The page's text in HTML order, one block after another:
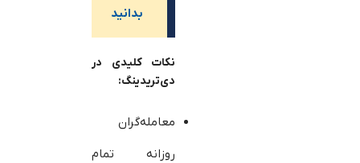
بدانید
نکات کلیدی در
دی‌تریدینگ:
معامله‌گران
روزانه تمام